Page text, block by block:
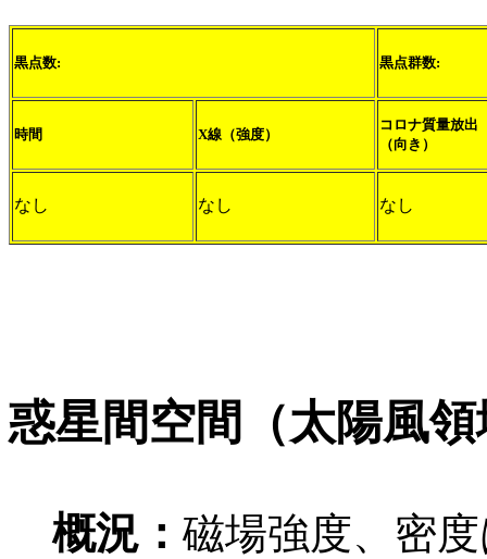
黒点数: 黒点群数:
時間 X線（強度）
コロナ質量放出
（向き）
なし なし なし
惑星間空間（太陽風
概況： 磁場強度、密